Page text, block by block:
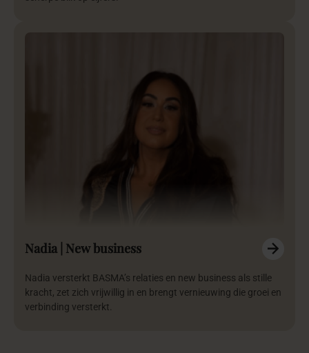
Nadia | New business
Nadia versterkt BASMA’s relaties en new business als stille
kracht, zet zich vrijwillig in en brengt vernieuwing die groei en
verbinding versterkt.